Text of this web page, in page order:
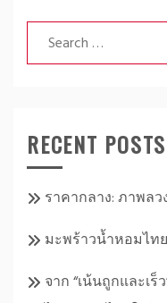
Search
for:
RECENT POSTS
ราคากลาง: ภาพล
มะพร้าวน้ำหอมไท
จาก “เน้นถูกและเ